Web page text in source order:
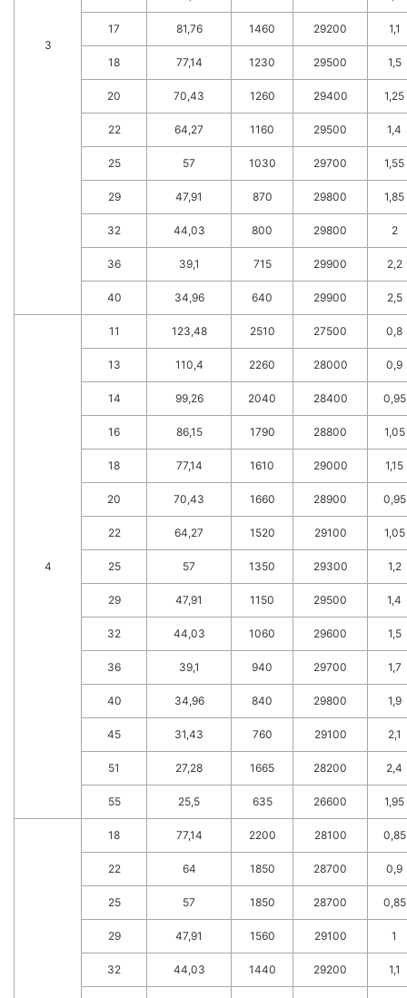
3
17 81,76 1460 29200 1,1
18 77,14 1230 29500 1,5
20 70,43 1260 29400 1,25
22 64,27 1160 29500 1,4
25 57 1030 29700 1,55
29 47,91 870 29800 1,85
32 44,03 800 29800 2
36 39,1 715 29900 2,2
40 34,96 640 29900 2,5
4
11 123,48 2510 27500 0,8
13 110,4 2260 28000 0,9
14 99,26 2040 28400 0,95
16 86,15 1790 28800 1,05
18 77,14 1610 29000 1,15
20 70,43 1660 28900 0,95
22 64,27 1520 29100 1,05
25 57 1350 29300 1,2
29 47,91 1150 29500 1,4
32 44,03 1060 29600 1,5
36 39,1 940 29700 1,7
40 34,96 840 29800 1,9
45 31,43 760 29100 2,1
51 27,28 1665 28200 2,4
55 25,5 635 26600 1,95
18 77,14 2200 28100 0,85
22 64 1850 28700 0,9
25 57 1850 28700 0,85
29 47,91 1560 29100 1
32 44,03 1440 29200 1,1